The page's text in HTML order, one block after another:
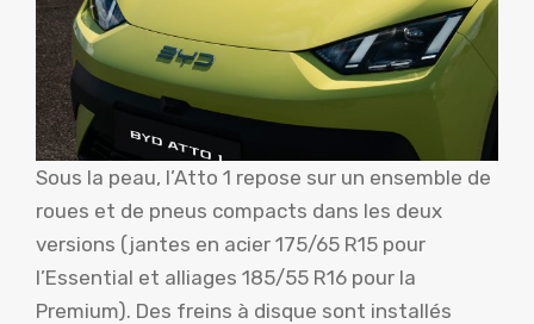
Sous la peau, l’Atto 1 repose sur un ensemble de
roues et de pneus compacts dans les deux
versions (jantes en acier 175/65 R15 pour
l’Essential et alliages 185/55 R16 pour la
Premium). Des freins à disque sont installés